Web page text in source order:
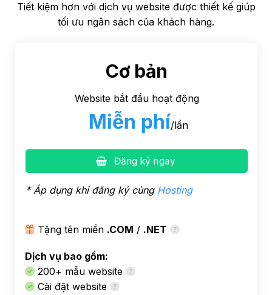
Tiết kiệm hơn với dịch vụ website được thiết kế giúp
tối ưu ngân sách của khách hàng.
Cơ bản
Website bắt đầu hoạt động
Miễn phí/lần
Đăng ký ngay
* Áp dụng khi đăng ký cùng Hosting
Tặng tên miền .COM / .NET
Dịch vụ bao gồm:
200+ mẫu website
Cài đặt website